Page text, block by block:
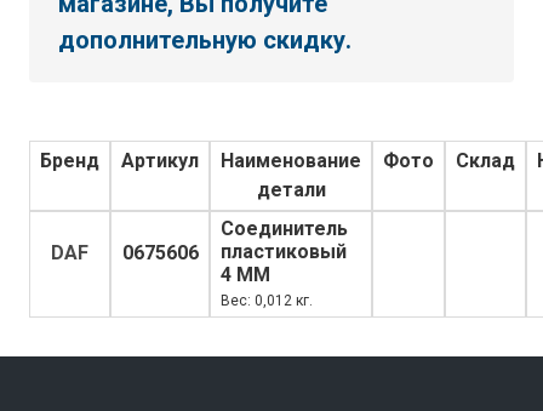
дополнительную скидку.
Бренд Артикул
Наименование
детали
Фото Склад
DAF 0675606
Соединитель
пластиковый
4 MM
Вес: 0,012 кг.